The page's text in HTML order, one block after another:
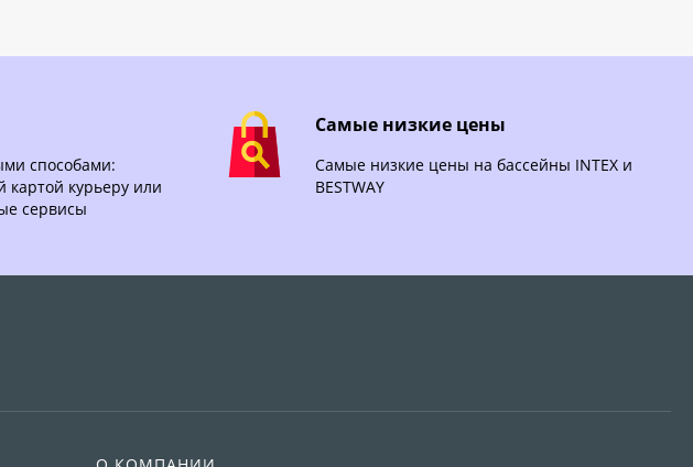
способами:
картой курьеру или
сервисы
Самые низкие цены
Самые низкие цены на бассейны INTEX и
BESTWAY